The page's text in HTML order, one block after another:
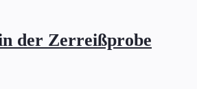
der Zerreißprobe